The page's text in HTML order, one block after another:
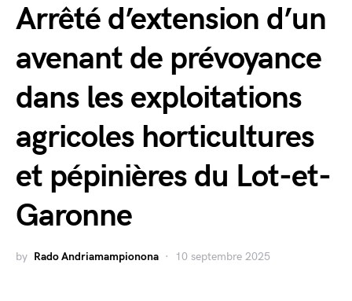
Arrêté d’extension d’un
avenant de prévoyance
dans les exploitations
agricoles horticultures
et pépinières du Lot-et-
Garonne
by Rado Andriamampionona 10 septembre 2025